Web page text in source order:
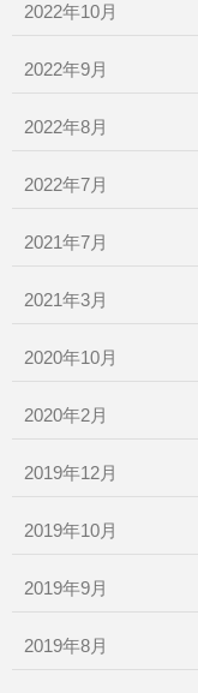
2022年10月
2022年9月
2022年8月
2022年7月
2021年7月
2021年3月
2020年10月
2020年2月
2019年12月
2019年10月
2019年9月
2019年8月